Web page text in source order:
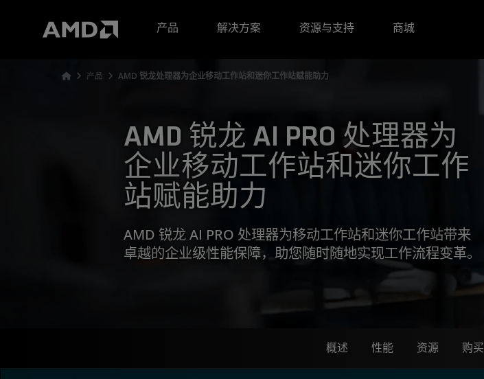
产品
解决方案 资源与支持 商城
产品 AMD 锐龙处理器为企业移动工作站和迷你工作站赋能助力
AMD 锐龙 AI PRO 处理器为
企业移动工作站和迷你工作
站赋能助力
AMD 锐龙 AI PRO 处理器为移动工作站和迷你工作站带来
卓越的企业级性能保障，助您随时随地实现工作流程变革。
概述 性能 资源 购买